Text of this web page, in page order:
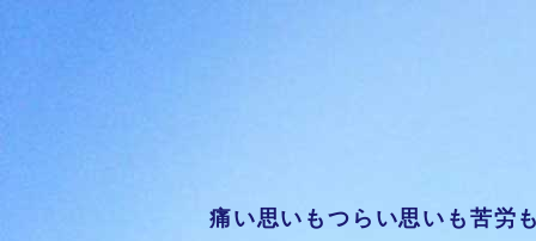
痛い思いもつらい思いも苦労